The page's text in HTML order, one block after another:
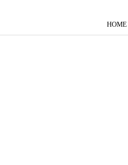
HOME